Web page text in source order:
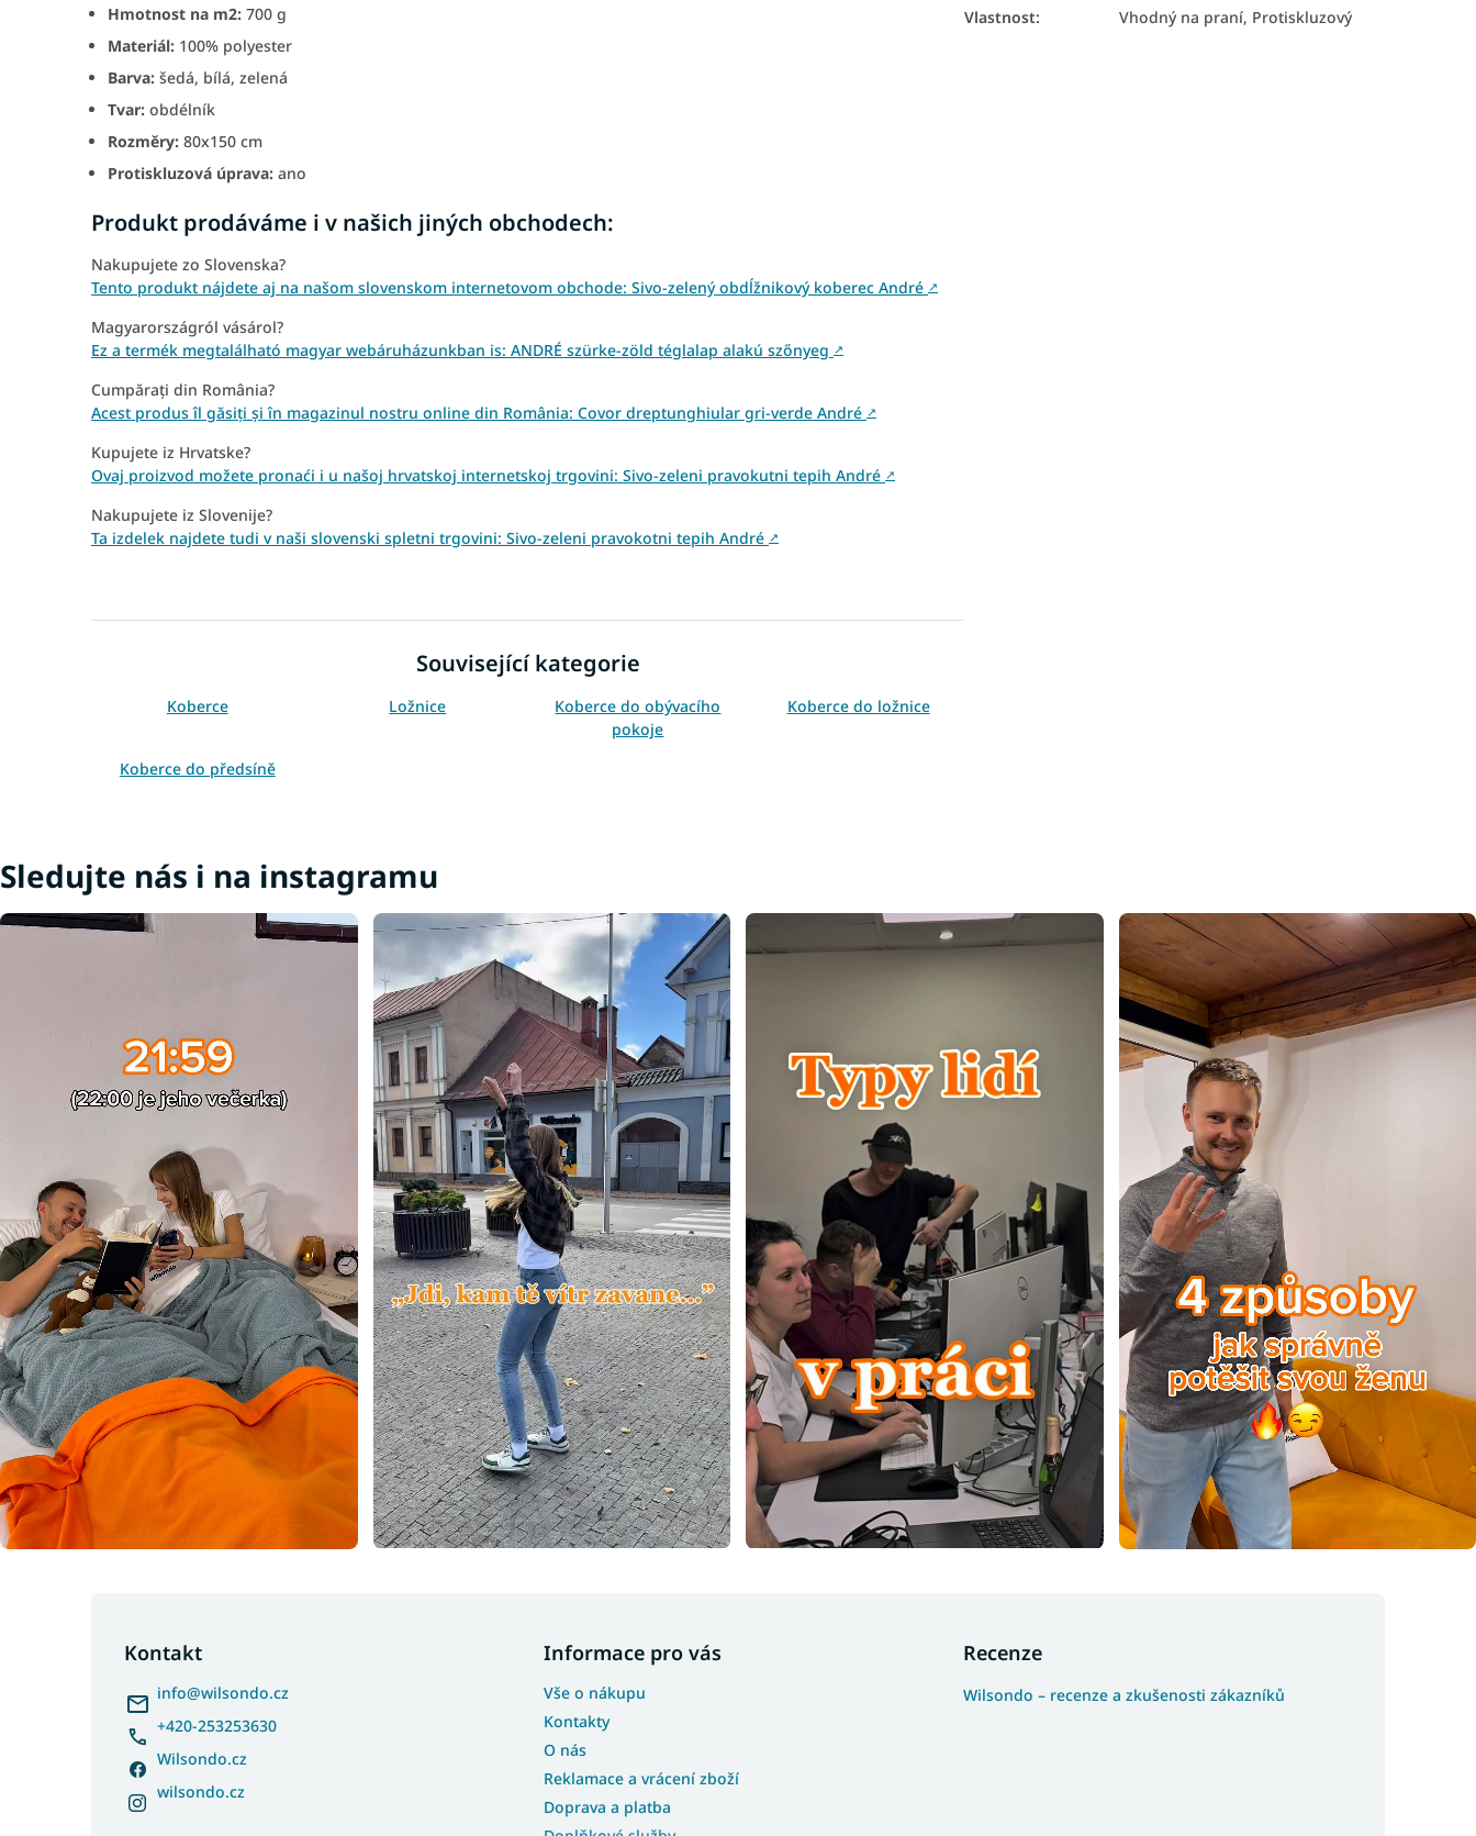
Hmotnost na m2: 700 g
Materiál: 100% polyester
Barva: šedá, bílá, zelená
Tvar: obdélník
Rozměry: 80x150 cm
Protiskluzová úprava: ano
Produkt prodáváme i v našich jiných obchodech:
Nakupujete zo Slovenska?
Tento produkt nájdete aj na našom slovenskom internetovom obchode: Sivo-zelený obdĺžnikový koberec André ↗
Magyarországról vásárol?
Ez a termék megtalálható magyar webáruházunkban is: ANDRÉ szürke-zöld téglalap alakú szőnyeg ↗
Cumpărați din România?
Acest produs îl găsiți și în magazinul nostru online din România: Covor dreptunghiular gri-verde André ↗
Kupujete iz Hrvatske?
Ovaj proizvod možete pronaći i u našoj hrvatskoj internetskoj trgovini: Sivo-zeleni pravokutni tepih André ↗
Nakupujete iz Slovenije?
Ta izdelek najdete tudi v naši slovenski spletni trgovini: Sivo-zeleni pravokotni tepih André ↗
Související kategorie
Koberce Ložnice
Koberce do obývacího
pokoje
Koberce do ložnice
Koberce do předsíně
Vlastnost: Vhodný na praní, Protiskluzový
Sledujte nás i na instagramu
Kontakt
info@wilsondo.cz
+420-253253630
Wilsondo.cz
wilsondo.cz
Informace pro vás
Vše o nákupu
Kontakty
O nás
Reklamace a vrácení zboží
Doprava a platba
Recenze
Wilsondo – recenze a zkušenosti zákazníků